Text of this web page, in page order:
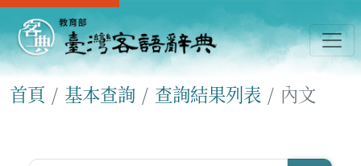
首頁 基本查詢 查詢結果列表 內文